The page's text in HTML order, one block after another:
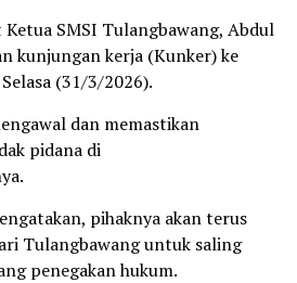
SMSI Tulangbawang, Abdul
kunjungan kerja (Kunker) ke
(31/3/2026).
dan memastikan
pidana di
pihaknya akan terus
Tulangbawang untuk saling
penegakan hukum.